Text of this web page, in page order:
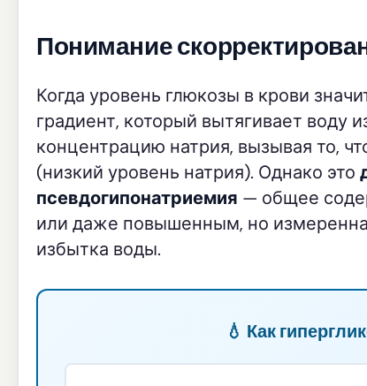
Понимание
Когда уровень глюкозы в крови
градиент, который вытягивает воду
концентрацию натрия, вызывая то,
(низкий уровень натрия). Однако это
псевдогипонатриемия — общее
или даже повышенным, но
избытка воды.
💧 Как